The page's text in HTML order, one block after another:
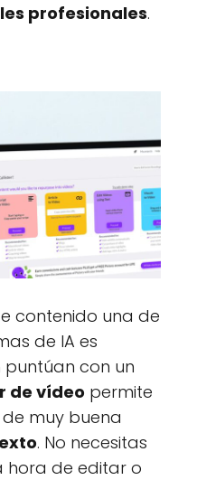
profesionales.
contenido una de
de IA es
con un
de vídeo permite
muy buena
. No necesitas
hora de editar o